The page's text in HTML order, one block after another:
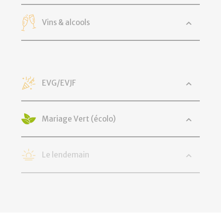
Vins & alcools
EVG/EVJF
Mariage Vert (écolo)
Le lendemain